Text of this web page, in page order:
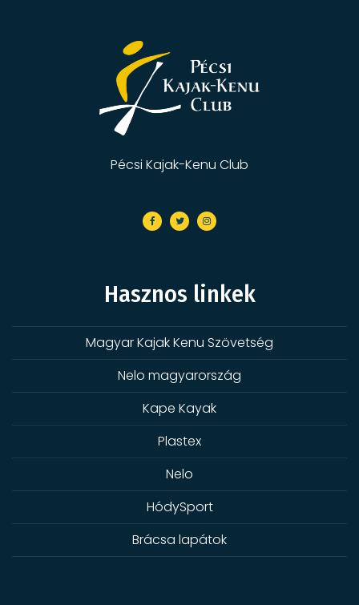
Pécsi Kajak-Kenu Club
Hasznos linkek
Magyar Kajak Kenu Szövetség
Nelo magyarország
Kape Kayak
Plastex
Nelo
HódySport
Brácsa lapátok